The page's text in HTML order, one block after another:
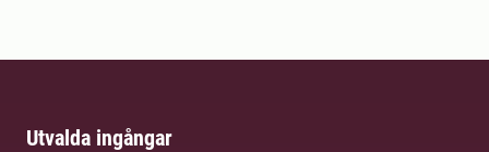
Utvalda ingångar